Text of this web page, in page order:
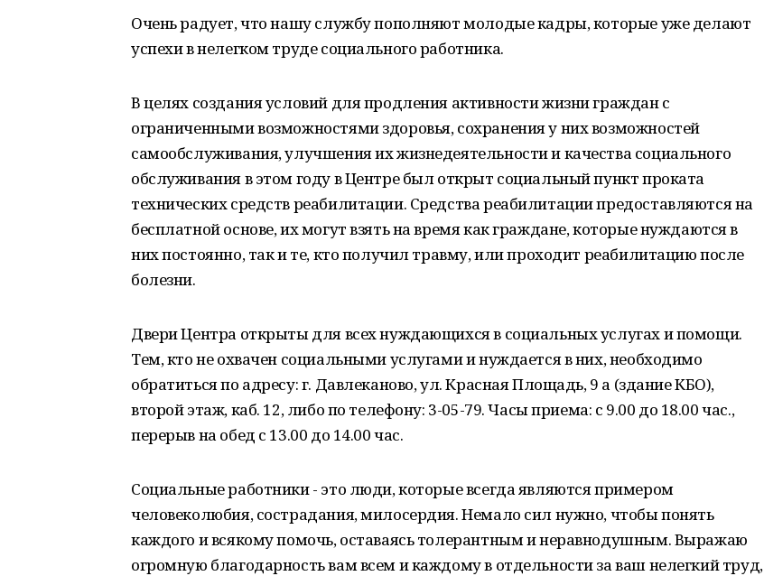
Очень радует, что нашу службу пополняют молодые кадры, которые уже делают
успехи в нелегком труде социального работника.
В целях создания условий для продления активности жизни граждан с
ограниченными возможностями здоровья, сохранения у них возможностей
самообслуживания, улучшения их жизнедеятельности и качества социального
обслуживания в этом году в Центре был открыт социальный пункт проката
технических средств реабилитации. Средства реабилитации предоставляются на
бесплатной основе, их могут взять на время как граждане, которые нуждаются в
них постоянно, так и те, кто получил травму, или проходит реабилитацию после
болезни.
Двери Центра открыты для всех нуждающихся в социальных услугах и помощи.
Тем, кто не охвачен социальными услугами и нуждается в них, необходимо
обратиться по адресу: г. Давлеканово, ул. Красная Площадь, 9 а (здание КБО),
второй этаж, каб. 12, либо по телефону: 3-05-79. Часы приема: с 9.00 до 18.00 час.,
перерыв на обед с 13.00 до 14.00 час.
Социальные работники - это люди, которые всегда являются примером
человеколюбия, сострадания, милосердия. Немало сил нужно, чтобы понять
каждого и всякому помочь, оставаясь толерантным и неравнодушным. Выражаю
огромную благодарность вам всем и каждому в отдельности за ваш нелегкий труд,